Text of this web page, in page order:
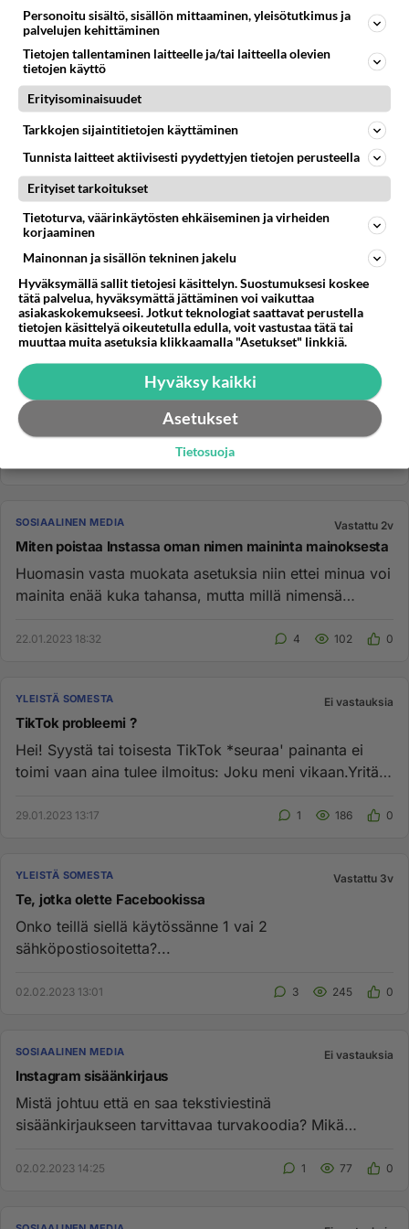
YLEISTÄ SOMESTA Vastattu 2v
Nykypäivänä Facebook
On vanhojen ihmisten valtaama paikka....
21.01.2023 14:27 1 185
SOSIAALINEN MEDIA Vastattu 2v
Miten poistaa Instassa oman nimen maininta mainoksesta
Huomasin vasta muokata asetuksia niin ettei minua voi
mainita enää kuka tahansa, mutta millä nimensä
22.01.2023 18:32 4 102 0
YLEISTÄ SOMESTA Ei vastauksia
TikTok probleemi ?
Hei! Syystä tai toisesta TikTok *seuraa' painanta ei
toimi vaan aina tulee ilmoitus: Joku meni vikaan.Yritä
29.01.2023 13:17 1 186 0
YLEISTÄ SOMESTA Vastattu 3v
Te, jotka olette Facebookissa
Onko teillä siellä käytössänne 1 vai 2
sähköpostiosoitetta?...
02.02.2023 13:01 3 245 0
SOSIAALINEN MEDIA Ei vastauksia
Instagram sisäänkirjaus
Mistä johtuu että en saa tekstiviestinä
sisäänkirjaukseen tarvittavaa turvakoodia? Mikä
02.02.2023 14:25 1 77 0
Personoitu sisältö, sisällön mittaaminen, yleisötutkimus ja
palvelujen kehittäminen
Tietojen tallentaminen laitteelle ja/tai laitteella olevien
tietojen käyttö
Erityisominaisuudet
Tarkkojen sijaintitietojen käyttäminen
Tunnista laitteet aktiivisesti pyydettyjen tietojen perusteella
Erityiset tarkoitukset
Tietoturva, väärinkäytösten ehkäiseminen ja virheiden
korjaaminen
Mainonnan ja sisällön tekninen jakelu
Hyväksymällä sallit tietojesi käsittelyn. Suostumuksesi koskee
tätä palvelua, hyväksymättä jättäminen voi vaikuttaa
asiakaskokemukseesi. Jotkut teknologiat saattavat perustella
tietojen käsittelyä oikeutetulla edulla, voit vastustaa tätä tai
muuttaa muita asetuksia klikkaamalla "Asetukset" linkkiä.
Hyväksy kaikki
Asetukset
Tietosuoja